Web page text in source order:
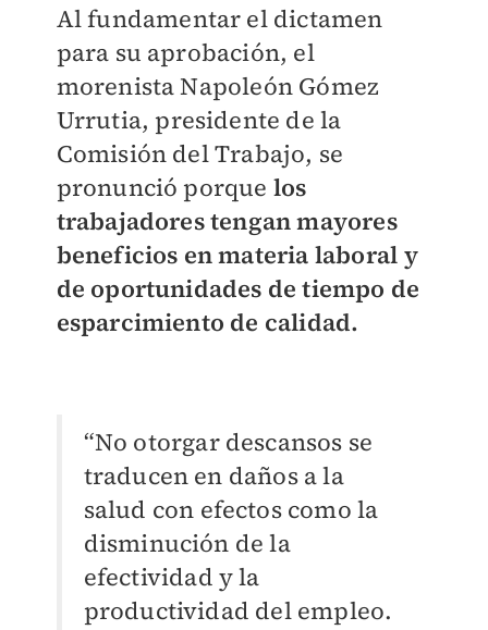
Al fundamentar el dictamen
para su aprobación, el
morenista Napoleón Gómez
Urrutia, presidente de la
Comisión del Trabajo, se
pronunció porque los
trabajadores tengan mayores
beneficios en materia laboral y
de oportunidades de tiempo de
esparcimiento de calidad.
“No otorgar descansos se
traducen en daños a la
salud con efectos como la
disminución de la
efectividad y la
productividad del empleo.